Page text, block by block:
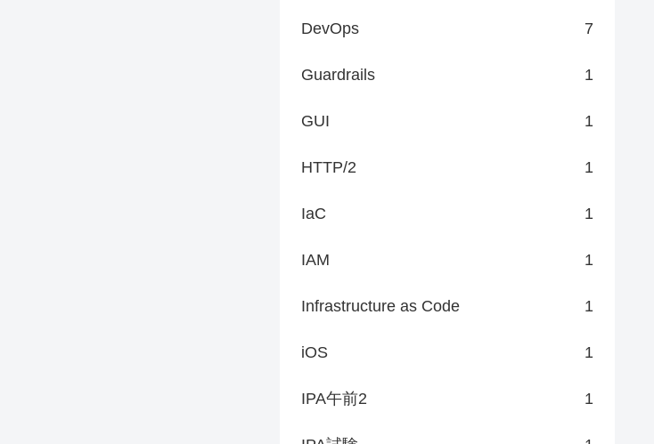
DevOps 7
Guardrails 1
GUI 1
HTTP/2 1
IaC 1
IAM 1
Infrastructure as Code 1
iOS 1
IPA午前2 1